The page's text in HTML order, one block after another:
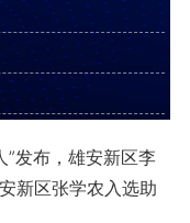
发布，雄安新区李
新区张学农入选助